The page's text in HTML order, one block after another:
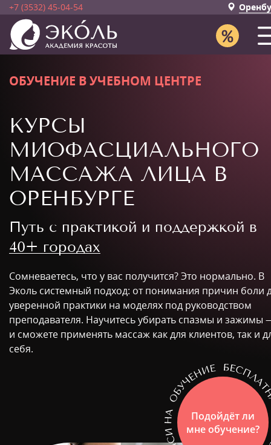
+7 (3532) 45-04-54
ОБУЧЕНИЕ В УЧЕБНОМ ЦЕНТРЕ
КУРСЫ
МИОФАСЦИАЛЬНОГО
МАССАЖА ЛИЦА В
ОРЕНБУРГЕ
Путь с практикой и поддержкой в
40+ городах
Сомневаетесь, что у вас получится? Это нормально. В
Эколь системный подход: от понимания причин боли
уверенной практики на моделях под руководством
преподавателя. Научитесь убирать спазмы и зажимы
и сможете применять массаж как для клиентов, так и
себя.
Подойдёт ли
мне обучение?